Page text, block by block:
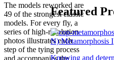
The models reworked are
49 of the strongest classic
models. For every fly, a
series of high-resolution
photos illustrates each
step of the tying process
and accompanies the
Featured
N) Metamorphosis I
Knowing and